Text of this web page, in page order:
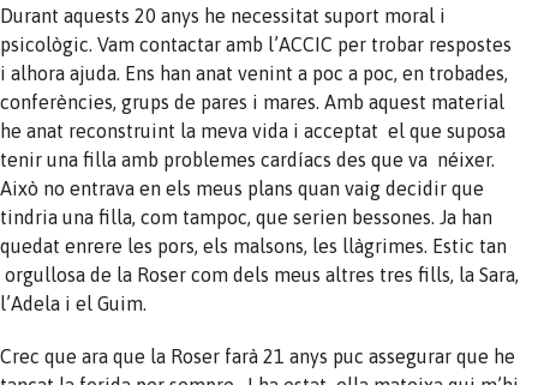
Durant aquests 20 anys he necessitat suport moral i
psicològic. Vam contactar amb l’ACCIC per trobar respostes
i alhora ajuda. Ens han anat venint a poc a poc, en trobades,
conferències, grups de pares i mares. Amb aquest material
he anat reconstruint la meva vida i acceptat el que suposa
tenir una filla amb problemes cardíacs des que va néixer.
Això no entrava en els meus plans quan vaig decidir que
tindria una filla, com tampoc, que serien bessones. Ja han
quedat enrere les pors, els malsons, les llàgrimes. Estic tan
orgullosa de la Roser com dels meus altres tres fills, la Sara,
l’Adela i el Guim.
Crec que ara que la Roser farà 21 anys puc assegurar que he